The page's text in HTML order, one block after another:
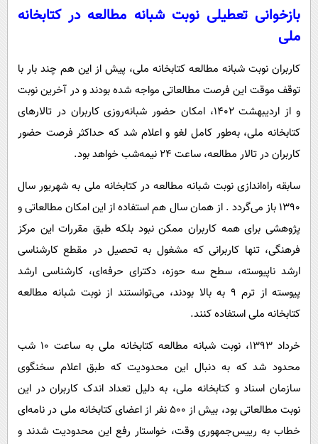
بازخوانی تعطیلی نوبت شبانه مطالعه در کتابخانه
ملی
کاربران نوبت شبانه مطالعه کتابخانه ملی، پیش از این هم چند بار با
توقف موقت این فرصت مطالعاتی مواجه شده بودند و در آخرین نوبت
و از اردیبهشت 1402، امکان حضور شبانه‌روزی کاربران در تالارهای
کتابخانه ملی، به‌طور کامل لغو و اعلام شد که حداکثر فرصت حضور
کاربران در تالار مطالعه، ساعت 24 نیمه‌شب خواهد بود.
سابقه راه‌اندازی نوبت شبانه مطالعه در کتابخانه ملی به شهریور سال
1390 باز می‌گردد . از همان سال هم استفاده از این امکان مطالعاتی و
پژوهشی برای همه کاربران ممکن نبود بلکه طبق مقررات این مرکز
فرهنگی، تنها کاربرانی که مشغول به تحصیل در مقطع کارشناسی
ارشد ناپیوسته، سطح سه حوزه، دکترای حرفه‌ای، کارشناسی ارشد
پیوسته از ترم 9 به بالا بودند، می‌توانستند از نوبت شبانه مطالعه
کتابخانه ملی استفاده کنند.
خرداد ۱۳۹۳، نوبت شبانه مطالعه کتابخانه ملی به ساعت 10 شب
محدود شد که به دنبال این محدودیت که طبق اعلام سخنگوی
سازمان اسناد و کتابخانه ملی، به دلیل تعداد اندک کاربران در این
نوبت مطالعاتی بود، بیش از 500 نفر از اعضای کتابخانه ملی در نامه‌ای
خطاب به رییس‌جمهوری وقت، خواستار رفع این محدودیت شدند و